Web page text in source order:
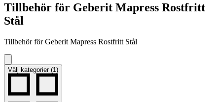
Tillbehör för Geberit Mapress Rostfritt
Stål
Tillbehör för Geberit Mapress Rostfritt Stål
Välj kategorier (1)